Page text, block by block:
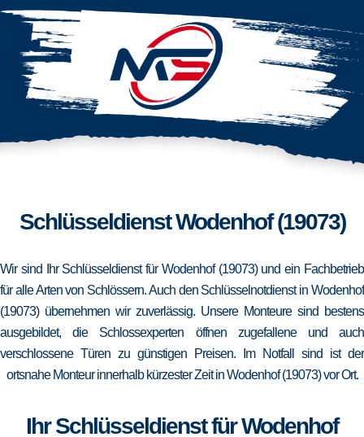
Schlüsseldienst Wodenhof (19073)
Wir sind Ihr Schlüsseldienst für Wodenhof (19073) und ein Fachbetrieb
für alle Arten von Schlössern. Auch den Schlüsselnotdienst in Wodenhof
(19073) übernehmen wir zuverlässig. Unsere Monteure sind bestens
ausgebildet, die Schlossexperten öffnen zugefallene und auch
verschlossene Türen zu günstigen Preisen. Im Notfall sind ist der
ortsnahe Monteur innerhalb kürzester Zeit in Wodenhof (19073) vor Ort.
Ihr Schlüsseldienst für Wodenhof